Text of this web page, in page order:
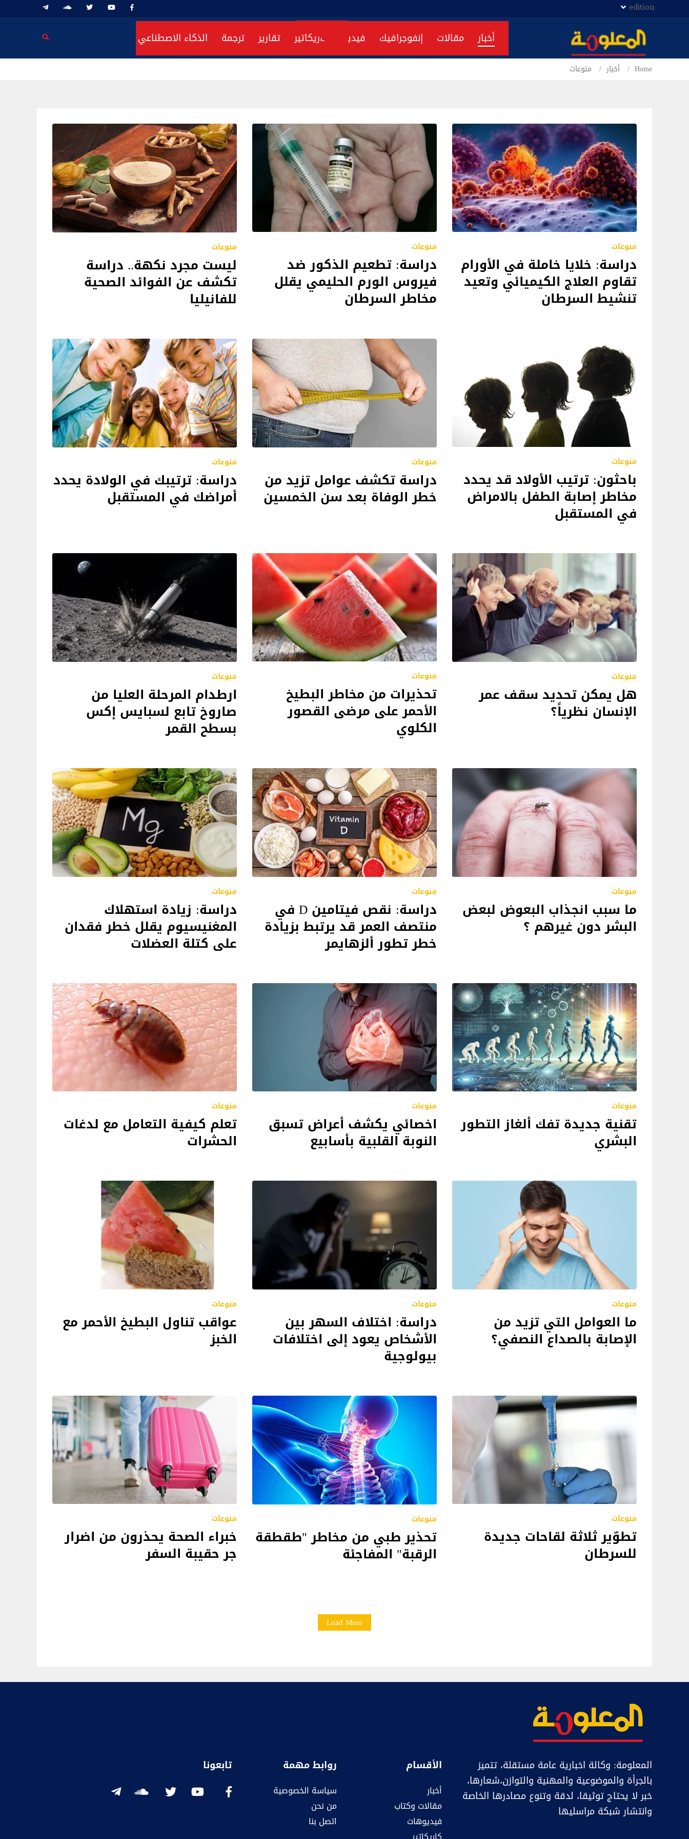
edition
أخبار مقالات إنفوجرافيك فيديو كاريكاتير تقارير ترجمة الذكاء الاصطناعي
Home أخبار منوعات
منوعات
دراسة: خلايا خاملة في الأورام
تقاوم العلاج الكيميائي وتعيد
تنشيط السرطان
منوعات
دراسة: تطعيم الذكور ضد
فيروس الورم الحليمي يقلل
مخاطر السرطان
منوعات
ليست مجرد نكهة.. دراسة
تكشف عن الفوائد الصحية
للفانيليا
منوعات
باحثون: ترتيب الأولاد قد يحدد
مخاطر إصابة الطفل بالامراض
في المستقبل
منوعات
دراسة تكشف عوامل تزيد من
خطر الوفاة بعد سن الخمسين
منوعات
دراسة: ترتيبك في الولادة يحدد
أمراضك في المستقبل
منوعات
هل يمكن تحديد سقف عمر
الإنسان نظرياً؟
منوعات
تحذيرات من مخاطر البطيخ
الأحمر على مرضى القصور
الكلوي
منوعات
ارطدام المرحلة العليا من
صاروخ تابع لسبايس إكس
بسطح القمر
منوعات
ما سبب انجذاب البعوض لبعض
البشر دون غيرهم ؟
منوعات
دراسة: نقص فيتامين D في
منتصف العمر قد يرتبط بزيادة
خطر تطور ألزهايمر
منوعات
دراسة: زيادة استهلاك
المغنيسيوم يقلل خطر فقدان
على كتلة العضلات
منوعات
تقنية جديدة تفك ألغاز التطور
البشري
منوعات
اخصائي يكشف أعراض تسبق
النوبة القلبية بأسابيع
منوعات
تعلم كيفية التعامل مع لدغات
الحشرات
منوعات
ما العوامل التي تزيد من
الإصابة بالصداع النصفي؟
منوعات
دراسة: اختلاف السهر بين
الأشخاص يعود إلى اختلافات
بيولوجية
منوعات
عواقب تناول البطيخ الأحمر مع
الخبز
منوعات
تطوّير ثلاثة لقاحات جديدة
للسرطان
منوعات
تحذير طبي من مخاطر "طقطقة
الرقبة" المفاجئة
منوعات
خبراء الصحة يحذرون من اضرار
جر حقيبة السفر
Load More
المعلومة: وكالة اخبارية عامة مستقلة، تتميز
بالجرأة والموضوعية والمهنية والتوازن،شعارها،
خبر ﻻ يحتاج توثيقا، لدقة وتنوع مصادرها الخاصة
وانتشار شبكة مراسليها
الأقسام
أخبار
مقالات وكتاب
فيديوهات
روابط مهمة
سياسة الخصوصية
من نحن
اتصل بنا
تابعونا